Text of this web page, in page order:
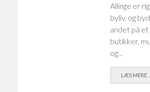
Allinge er
byliv, og
andet på et
butikker,
og...
LÆS MERE …